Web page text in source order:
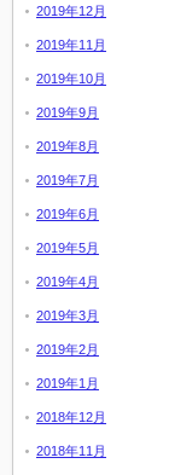
2019年12月
2019年11月
2019年10月
2019年9月
2019年8月
2019年7月
2019年6月
2019年5月
2019年4月
2019年3月
2019年2月
2019年1月
2018年12月
2018年11月